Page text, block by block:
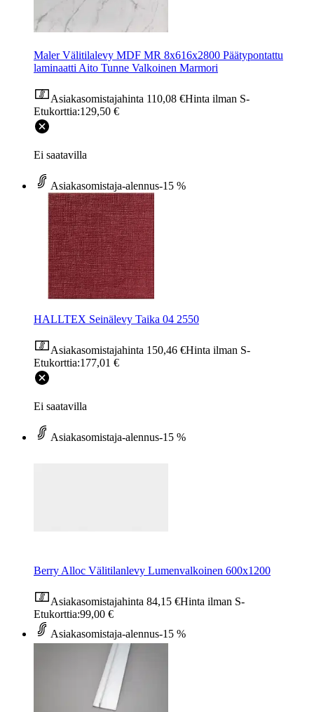
Maler Välitilalevy MDF MR 8x616x2800 Päätypontattu
laminaatti Aito Tunne Valkoinen Marmori
Asiakasomistajahinta 110,08 €Hinta ilman S-
Etukorttia:129,50 €
Ei saatavilla
Asiakasomistaja-alennus-15 %
HALLTEX Seinälevy Taika 04 2550
Asiakasomistajahinta 150,46 €Hinta ilman S-
Etukorttia:177,01 €
Ei saatavilla
Asiakasomistaja-alennus-15 %
Berry Alloc Välitilanlevy Lumenvalkoinen 600x1200
Asiakasomistajahinta 84,15 €Hinta ilman S-
Etukorttia:99,00 €
Asiakasomistaja-alennus-15 %